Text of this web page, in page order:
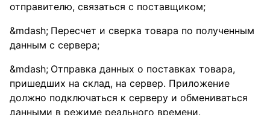
отправителю, связаться с поставщиком;
Пересчет и сверка товара по полученным
данным с сервера;
Отправка данных о поставках товара,
пришедших на склад, на сервер. Приложение
должно подключаться к серверу и обмениваться
данными в режиме реального времени.